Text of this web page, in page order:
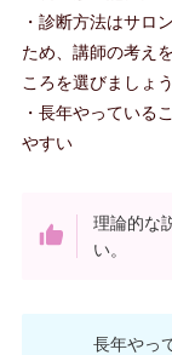
・診断方法はサロ
ため、講師の考え
ころを選びましょう
・長年やっている
やすい
理論的な
い。
長年やっ